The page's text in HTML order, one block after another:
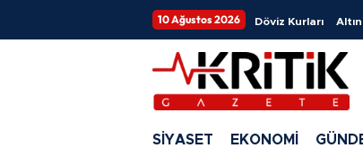
10 Ağustos 2026 Döviz Kurları
SİYASET EKONOMİ